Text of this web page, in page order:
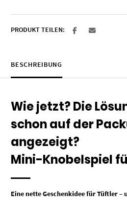
PRODUKT TEILEN:
BESCHREIBUNG
Wie jetzt? Die
schon auf der
angezeigt?
Mini-Knobelspiel
Eine nette Geschenkidee für Tüftler –